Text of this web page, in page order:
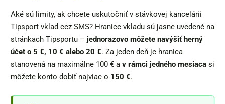
Aké sú limity, ak chcete uskutočniť v stávkovej kancelárii
Tipsport vklad cez SMS? Hranice vkladu sú jasne uvedené na
stránkach Tipsportu – jednorazovo môžete navýšiť herný
účet o 5 €, 10 € alebo 20 €. Za jeden deň je hranica
stanovená na maximálne 100 € a v rámci jedného mesiaca si
môžete konto dobiť najviac o 150 €.